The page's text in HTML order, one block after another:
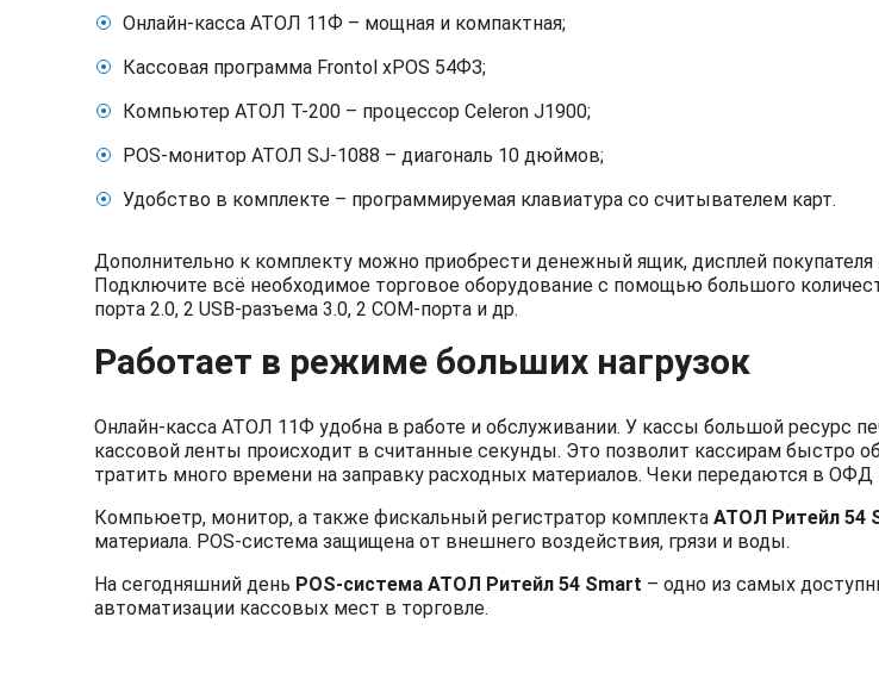
Онлайн-касса АТОЛ 11Ф – мощная и компактная;
Кассовая программа Frontol xPOS 54ФЗ;
Компьютер АТОЛ Т-200 – процессор Celeron J1900;
POS-монитор АТОЛ SJ-1088 – диагональ 10 дюймов;
Удобство в комплекте – программируемая клавиатура со считывателем карт.
Дополнительно к комплекту можно приобрести денежный ящик, дисплей
Подключите всё необходимое торговое оборудование с помощью большого
порта 2.0, 2 USB-разъема 3.0, 2 COM-порта и др.
Работает в режиме больших нагрузок
Онлайн-касса АТОЛ 11Ф удобна в работе и обслуживании. У кассы большой ресурс
кассовой ленты происходит в считанные секунды. Это позволит кассирам быстро
тратить много времени на заправку расходных материалов. Чеки передаются в ОФД
Компьюетр, монитор, а также фискальный регистратор комплекта АТОЛ Ритейл 54
материала. POS-система защищена от внешнего воздействия, грязи и воды.
На сегодняшний день POS-система АТОЛ Ритейл 54 Smart – одно из самых
автоматизации кассовых мест в торговле.